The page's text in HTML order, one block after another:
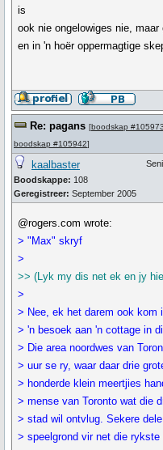
is
ook nie ongelowiges nie,
en in 'n hoër oppermagtige
Re: pagans [boodskap #105973
boodskap #105942]
kaalbaster
Boodskappe: 108
Geregistreer: September 2005
@rogers.com wrote:
> "Max" skryf
>
>> (Lyk my dis net ek en jy
>
> Nee, ek het darem ook kom
> 'n besoek aan 'n cottage in
> Die area noordwes van
> uur se ry, waar daar drie
> honderde klein meertjies
> mense van Toronto wat die
> stad wil ontvlug. Sekere
> speelgrond vir net die